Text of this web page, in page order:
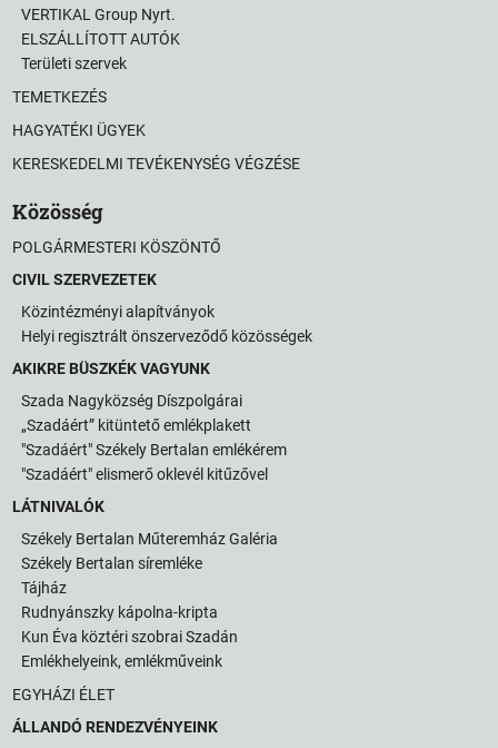
VERTIKAL Group Nyrt.
ELSZÁLLÍTOTT AUTÓK
Területi szervek
TEMETKEZÉS
HAGYATÉKI ÜGYEK
KERESKEDELMI TEVÉKENYSÉG VÉGZÉSE
Közösség
POLGÁRMESTERI KÖSZÖNTŐ
CIVIL SZERVEZETEK
Közintézményi alapítványok
Helyi regisztrált önszerveződő közösségek
AKIKRE BÜSZKÉK VAGYUNK
Szada Nagyközség Díszpolgárai
„Szadáért” kitüntető emlékplakett
"Szadáért" Székely Bertalan emlékérem
"Szadáért" elismerő oklevél kitűzővel
LÁTNIVALÓK
Székely Bertalan Műteremház Galéria
Székely Bertalan síremléke
Tájház
Rudnyánszky kápolna-kripta
Kun Éva köztéri szobrai Szadán
Emlékhelyeink, emlékműveink
EGYHÁZI ÉLET
ÁLLANDÓ RENDEZVÉNYEINK